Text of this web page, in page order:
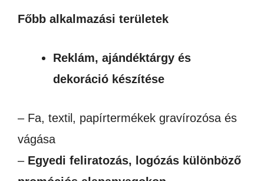
Főbb alkalmazási területek
Reklám, ajándéktárgy és
dekoráció készítése
– Fa, textil, papírtermékek gravírozósa és
vágása
– Egyedi feliratozás, logózás különböző